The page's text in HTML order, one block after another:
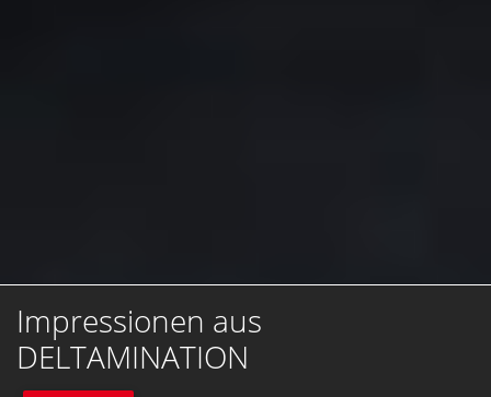
Impressionen aus
DELTAMINATION